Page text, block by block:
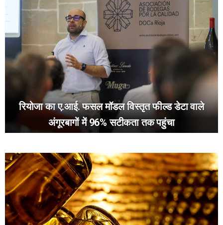
रियोजा का ए.आई. फसल मॉडल विस्तृत फील्ड डेटा वाले
अंगूरबागों में 96% सटीकता तक पहुंचा